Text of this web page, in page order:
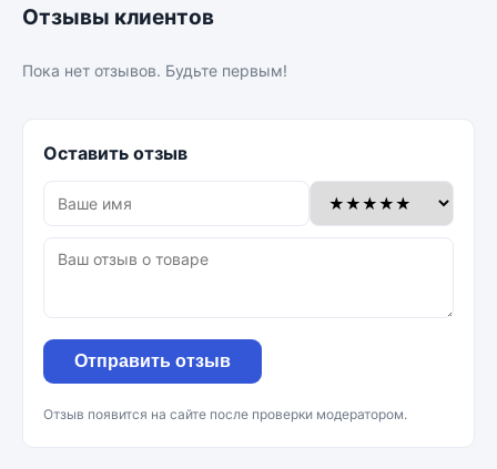
Отзывы клиентов
Пока нет отзывов. Будьте первым!
Оставить отзыв
Отправить отзыв
Отзыв появится на сайте после проверки модератором.